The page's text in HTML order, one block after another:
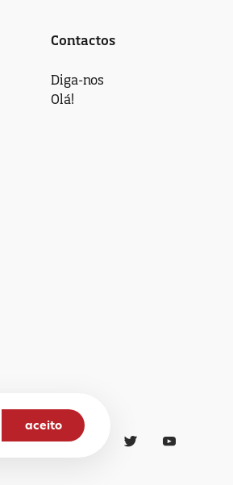
aceito
Contactos
Diga-nos
Olá!